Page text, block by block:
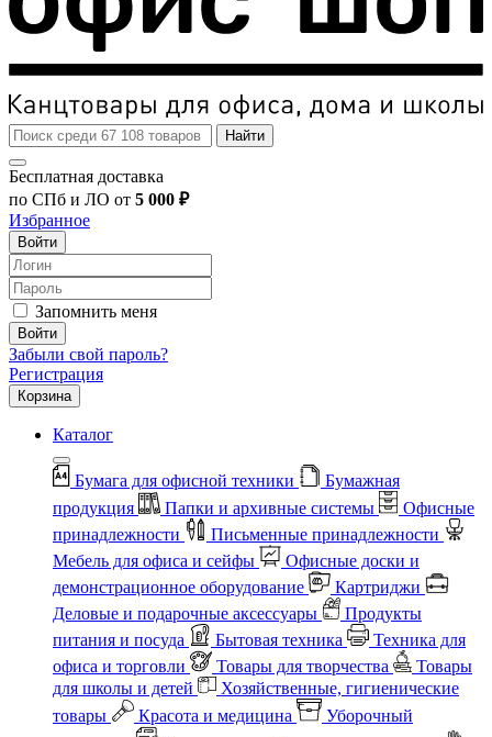
Найти
Бесплатная доставка
по СПб и ЛО от 5 000 ₽
Избранное
Войти
Запомнить меня
Войти
Забыли свой пароль?
Регистрация
Корзина
Каталог
Бумага для офисной техники
Бумажная
продукция
Папки и архивные системы
Офисные
принадлежности
Письменные принадлежности
Мебель для офиса и сейфы
Офисные доски и
демонстрационное оборудование
Картриджи
Деловые и подарочные аксессуары
Продукты
питания и посуда
Бытовая техника
Техника для
офиса и торговли
Товары для творчества
Товары
для школы и детей
Хозяйственные, гигиенические
товары
Красота и медицина
Уборочный